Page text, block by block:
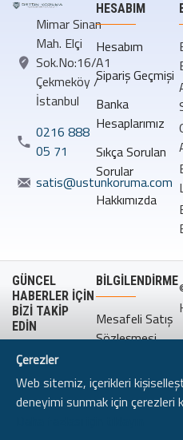
Mimar Sinan
Mah. Elçi
Sok.No:16/A1
Çekmeköy /
İstanbul
0216 888
05 71
satis@ustunkoruma.com
HESABIM
Hesabım
Sipariş Geçmişi
Banka
Hesaplarımız
Sıkça Sorulan
Sorular
Hakkımızda
GÜNCEL
HABERLER İÇİN
BİZİ TAKİP
EDİN
BILGILENDIRME
Mesafeli Satış
Sözleşmesi
Politikası
Çerezler
Web sitemiz, içerikleri
deneyimi sunmak için çerezleri